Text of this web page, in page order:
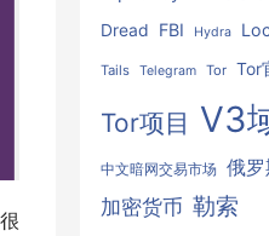
Dread FBI Hydra
Tails Telegram Tor Tor
Tor项目 V3
中文暗网交易市场 俄
加密货币 勒索